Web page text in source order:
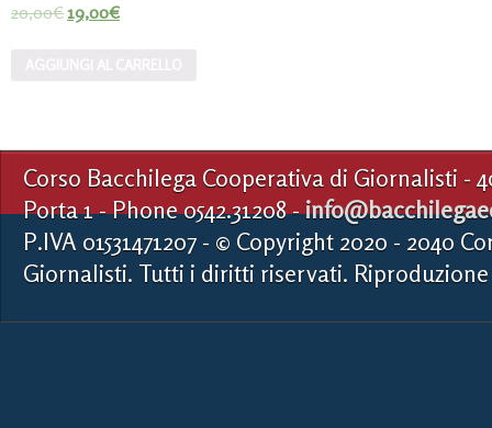
20,00€19,00€
Corso Bacchilega Cooperativa di Giornalisti -
Porta 1 - Phone 0542.31208 -
P.IVA 01531471207 - © Copyright 2020 - 2040
Giornalisti. Tutti i diritti riservati.